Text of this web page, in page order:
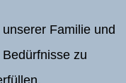
Familie und
zu